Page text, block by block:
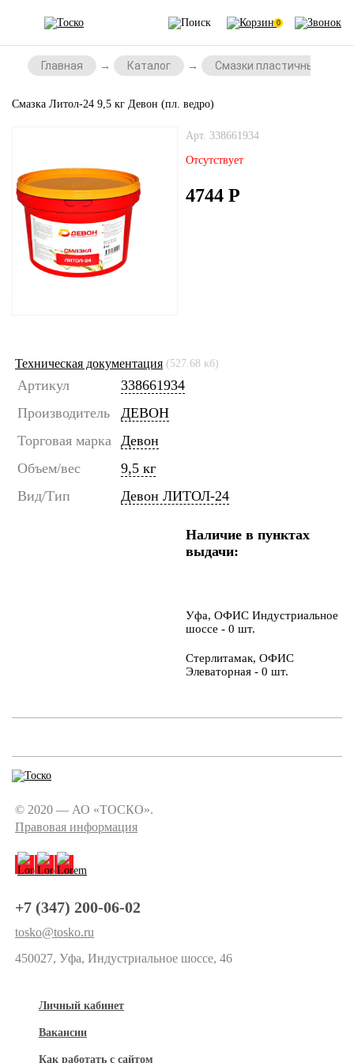
0
Главная Каталог Смазки пластичные
Смазка Литол-24 9,5 кг Девон (пл. ведро)
Арт. 338661934
Отсутствует
4744 Р
Техническая документация (527.68 кб)
Артикул
338661934
Производитель
ДЕВОН
Торговая марка
Девон
Объем/вес
9,5 кг
Вид/Тип
Девон ЛИТОЛ-24
Наличие в пунктах
выдачи:
Уфа, ОФИС Индустриальное
шоссе - 0 шт.
Стерлитамак, ОФИС
Элеваторная - 0 шт.
© 2020 — АО «ТОСКО».
Правовая информация
+7 (347) 200-06-02
tosko@tosko.ru
450027, Уфа, Индустриальное шоссе, 46
Личный кабинет
Вакансии
Как работать с сайтом